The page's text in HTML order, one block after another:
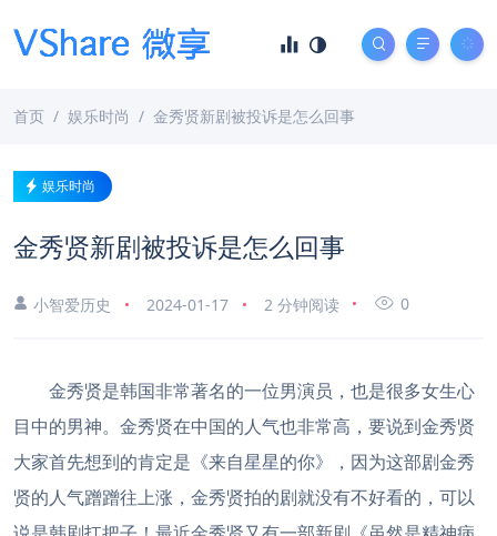
首页 娱乐时尚 金秀贤新剧被投诉是怎么回事
娱乐时尚
金秀贤新剧被投诉是怎么回事
小智爱历史 2024-01-17 2 分钟阅读 0
金秀贤是韩国非常著名的一位男演员，也是很多女生心
目中的男神。金秀贤在中国的人气也非常高，要说到金秀贤
大家首先想到的肯定是《来自星星的你》，因为这部剧金秀
贤的人气蹭蹭往上涨，金秀贤拍的剧就没有不好看的，可以